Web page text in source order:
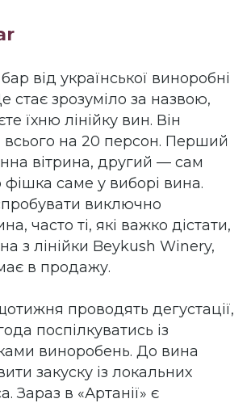
від української виноробні
стає зрозуміло за назвою,
їхню лінійку вин. Він
всього на 20 персон. Перший
вітрина, другий — сам
фішка саме у виборі вина.
виключно
часто ті, які важко дістати,
з лінійки Beykush Winery,
в продажу.
проводять дегустації,
поспілкуватись із
виноробень. До вина
закуску із локальних
Зараз в «Артанії» є